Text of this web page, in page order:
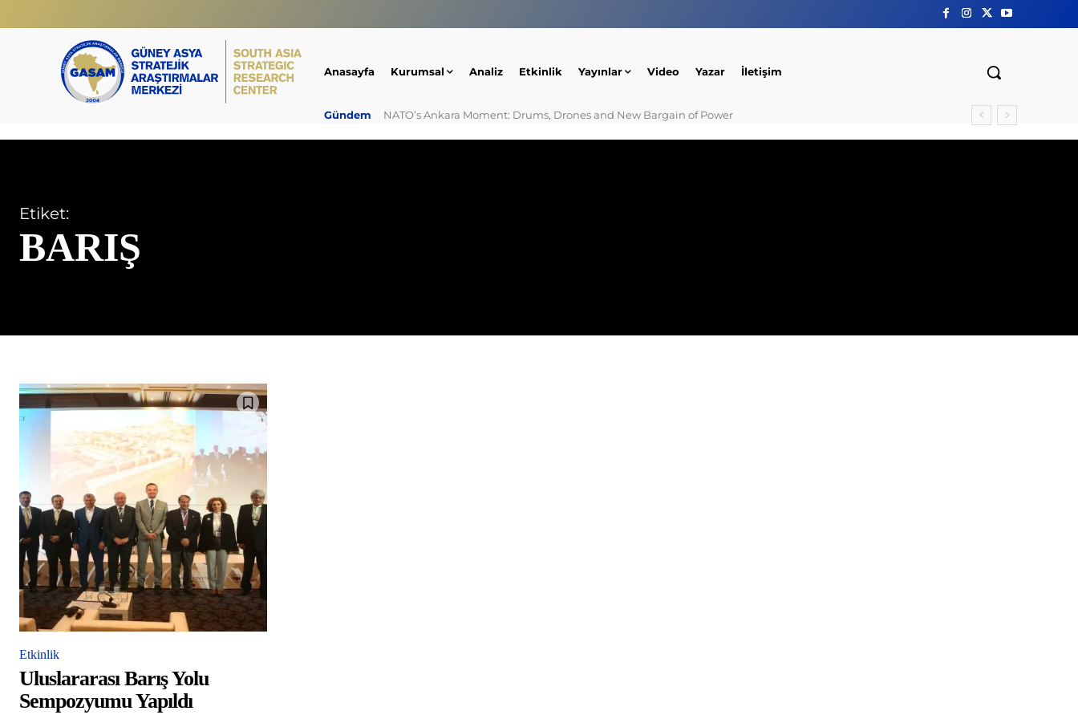
Anasayfa Kurumsal Analiz Etkinlik Yayınlar Video Yazar İletişim
Gündem NATO’s Ankara Moment: Drums, Drones and New Bargain of Power
Etiket:
BARIŞ
Etkinlik
Uluslararası Barış Yolu
Sempozyumu Yapıldı